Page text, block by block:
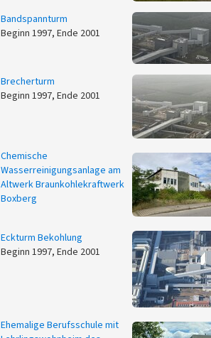
Bandspannturm
Beginn 1997, Ende 2001
Brecherturm
Beginn 1997, Ende 2001
Chemische
Wasserreinigungsanlage am
Altwerk Braunkohlekraftwerk
Boxberg
Eckturm Bekohlung
Beginn 1997, Ende 2001
Ehemalige Berufsschule mit